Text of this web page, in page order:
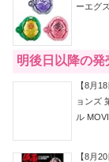
ーエグ
明後日以降の発
【8月
ョンズ
ル
【8月